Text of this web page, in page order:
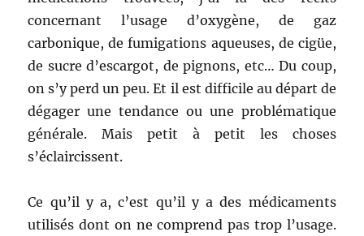
concernant l’usage d’oxygène, de gaz
carbonique, de fumigations aqueuses, de cigüe,
de sucre d’escargot, de pignons, etc… Du coup,
on s’y perd un peu. Et il est difficile au départ de
dégager une tendance ou une problématique
générale. Mais petit à petit les choses
s’éclaircissent.
Ce qu’il y a, c’est qu’il y a des médicaments
utilisés dont on ne comprend pas trop l’usage.